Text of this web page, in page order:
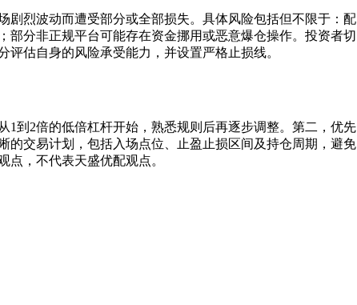
剧烈波动而遭受部分或全部损失。具体风险包括但不限于：配
分非正规平台可能存在资金挪用或恶意爆仓操作。投资者切
估自身的风险承受能力，并设置严格止损线。
到2倍的低倍杠杆开始，熟悉规则后再逐步调整。第二，优先
交易计划，包括入场点位、止盈止损区间及持仓周期，避免
，不代表天盛优配观点。